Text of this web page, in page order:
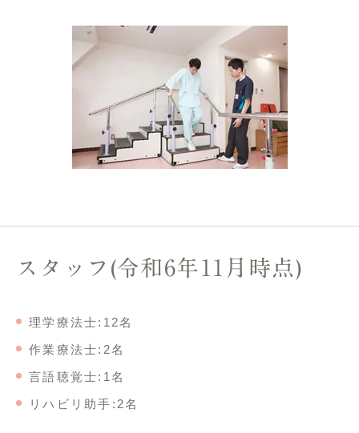
スタッフ(令和6年11月時点)
理学療法士:12名
作業療法士:2名
言語聴覚士:1名
リハビリ助手:2名